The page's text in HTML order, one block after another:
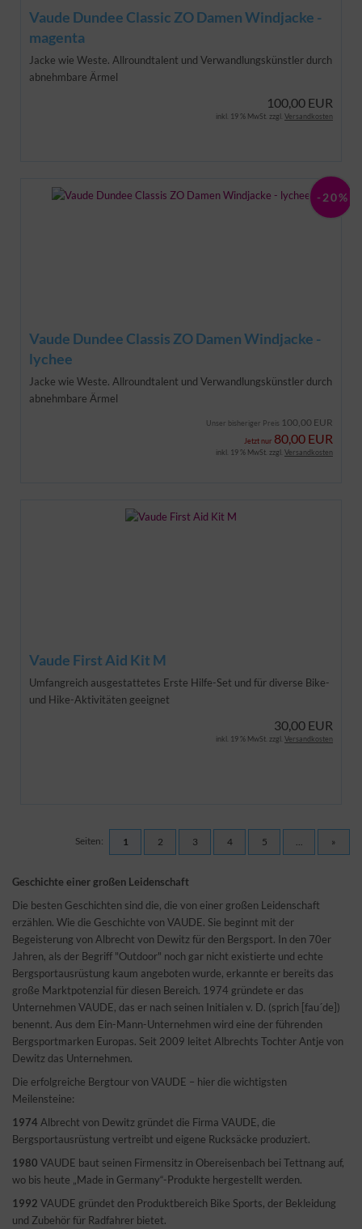
Vaude Dundee Classic ZO Damen Windjacke -
magenta
Jacke wie Weste. Allroundtalent und Verwandlungskünstler durch
abnehmbare Ärmel
100,00 EUR
inkl. 19 % MwSt. zzgl. Versandkosten
Vaude Dundee Classis ZO Damen Windjacke -
lychee
Jacke wie Weste. Allroundtalent und Verwandlungskünstler durch
abnehmbare Ärmel
Unser bisheriger Preis 100,00 EUR
Jetzt nur 80,00 EUR
-20%
inkl. 19 % MwSt. zzgl. Versandkosten
Vaude First Aid Kit M
Umfangreich ausgestattetes Erste Hilfe-Set und für diverse Bike-
und Hike-Aktivitäten geeignet
30,00 EUR
inkl. 19 % MwSt. zzgl. Versandkosten
Seiten: 1 2 3 4 5 »
Geschichte einer großen Leidenschaft
Die besten Geschichten sind die, die von einer großen Leidenschaft
erzählen. Wie die Geschichte von VAUDE. Sie beginnt mit der
Begeisterung von Albrecht von Dewitz für den Bergsport. In den 70er
Jahren, als der Begriff "Outdoor" noch gar nicht existierte und echte
Bergsportausrüstung kaum angeboten wurde, erkannte er bereits das
große Marktpotenzial für diesen Bereich. 1974 gründete er das
Unternehmen VAUDE, das er nach seinen Initialen v. D. (sprich [fau´de])
benennt. Aus dem Ein-Mann-Unternehmen wird eine der führenden
Bergsportmarken Europas. Seit 2009 leitet Albrechts Tochter Antje von
Dewitz das Unternehmen.
Die erfolgreiche Bergtour von VAUDE – hier die wichtigsten
Meilensteine:
1974 Albrecht von Dewitz gründet die Firma VAUDE, die
Bergsportausrüstung vertreibt und eigene Rucksäcke produziert.
1980 VAUDE baut seinen Firmensitz in Obereisenbach bei Tettnang auf,
wo bis heute „Made in Germany“-Produkte hergestellt werden.
1992 VAUDE gründet den Produktbereich Bike Sports, der Bekleidung
und Zubehör für Radfahrer bietet.